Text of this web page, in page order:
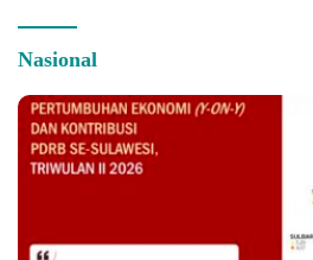
Nasional